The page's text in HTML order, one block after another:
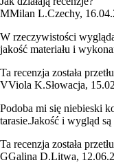
MMilan L.Czechy,
W rzeczywistości
jakość materiału i
Ta recenzja została
VViola K.Słowacja,
Podoba mi się niebieski
tarasie.Jakość i wygląd są
Ta recenzja została
GGalina D.Litwa,